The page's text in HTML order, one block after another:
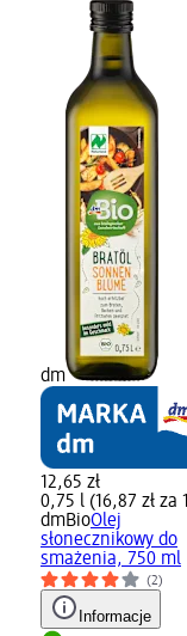
dm
12,65 zł
0,75 l (16,87 zł za
dmBioOlej
słonecznikowy do
smażenia, 750 ml
(2)
Informacje